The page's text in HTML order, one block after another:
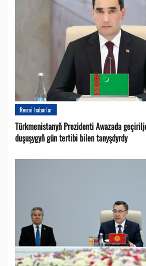
Resmi habarlar
Türkmenistanyň Prezidenti Awazada
duşuşygyň gün tertibi bilen tanyşdyrdy